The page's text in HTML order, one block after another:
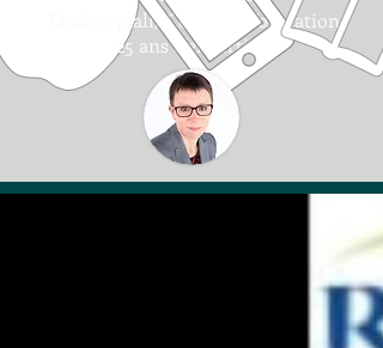
Etudes quali/Conseil / Formation
25 ans d'expertise